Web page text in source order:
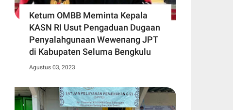
Ketum OMBB Meminta Kepala
KASN RI Usut Pengaduan Dugaan
Penyalahgunaan Wewenang JPT
di Kabupaten Seluma Bengkulu
Agustus 03, 2023